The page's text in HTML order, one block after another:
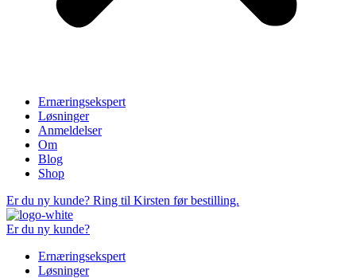
Ernæringsekspert
Løsninger
Anmeldelser
Om
Blog
Shop
Er du ny kunde? Ring til Kirsten før bestilling.
Er du ny kunde?
Ernæringsekspert
Løsninger